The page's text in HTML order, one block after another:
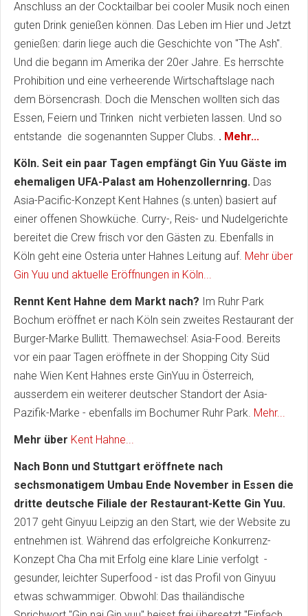
Anschluss an der Cocktailbar bei cooler Musik noch einen
guten Drink genießen können. Das Leben im Hier und Jetzt
genießen: darin liege auch die Geschichte von "The Ash".
Und die begann im Amerika der 20er Jahre. Es herrschte
Prohibition und eine verheerende Wirtschaftslage nach
dem Börsencrash. Doch die Menschen wollten sich das
Essen, Feiern und Trinken nicht verbieten lassen. Und so
entstande die sogenannten Supper Clubs. . Mehr...
Köln. Seit ein paar Tagen empfängt Gin Yuu Gäste im
ehemaligen UFA-Palast am Hohenzollernring. Das
Asia-Pacific-Konzept Kent Hahnes (s.unten) basiert auf
einer offenen Showküche. Curry-, Reis- und Nudelgerichte
bereitet die Crew frisch vor den Gästen zu. Ebenfalls in
Köln geht eine Osteria unter Hahnes Leitung auf. Mehr über
Gin Yuu und aktuelle Eröffnungen in Köln...
Rennt Kent Hahne dem Markt nach? Im Ruhr Park
Bochum eröffnet er nach Köln sein zweites Restaurant der
Burger-Marke Bullitt. Themawechsel: Asia-Food. Bereits
vor ein paar Tagen eröffnete in der Shopping City Süd
nahe Wien Kent Hahnes erste GinYuu in Österreich,
ausserdem ein weiterer deutscher Standort der Asia-
Pazifik-Marke - ebenfalls im Bochumer Ruhr Park. Mehr...
Mehr über Kent Hahne...
Nach Bonn und Stuttgart eröffnete nach
sechsmonatigem Umbau Ende November in Essen die
dritte deutsche Filiale der Restaurant-Kette Gin Yuu.
2017 geht Ginyuu Leipzig an den Start, wie der Website zu
entnehmen ist. Während das erfolgreiche Konkurrenz-
Konzept Cha Cha mit Erfolg eine klare Linie verfolgt -
gesunder, leichter Superfood - ist das Profil von Ginyuu
etwas schwammiger. Obwohl: Das thailändische